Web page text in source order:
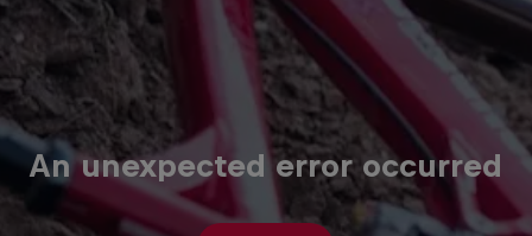
An unexpected error occurred